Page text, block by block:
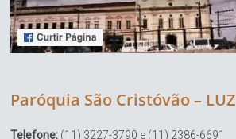
Paróquia São Cristóvão – LUZ
Telefone: (11) 3227-3790 e (11) 2386-6691